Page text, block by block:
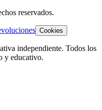
reservados.
Cookies
independiente. Todos los
y educativo.